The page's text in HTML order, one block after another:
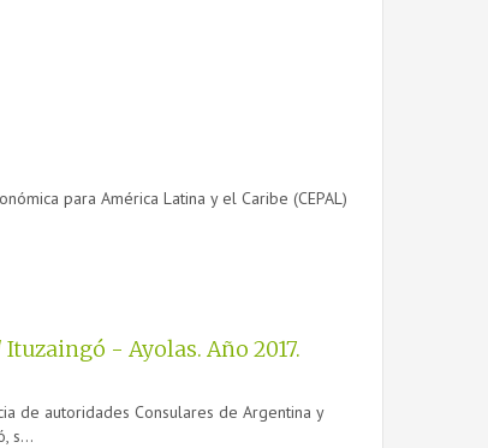
para América Latina y el Caribe (CEPAL)
- Ayolas. Año 2017.
de autoridades Consulares de Argentina y
s...